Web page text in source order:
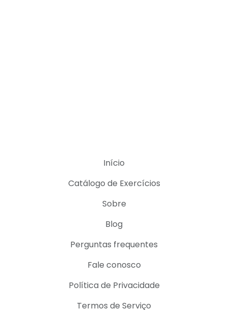
Início
Catálogo de Exercícios
Sobre
Blog
Perguntas frequentes
Fale conosco
Política de Privacidade
Termos de Serviço